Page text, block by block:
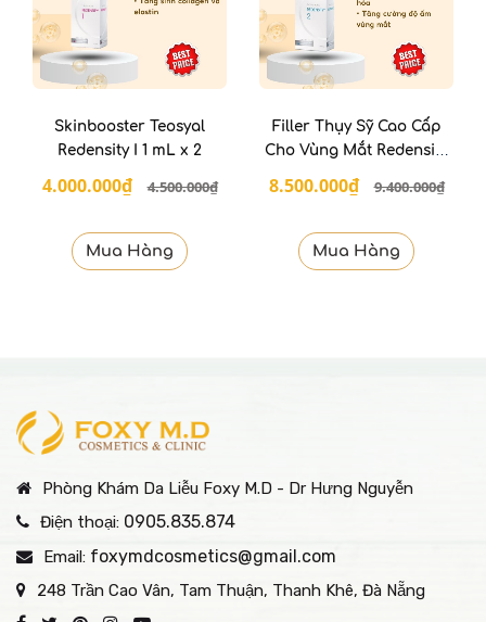
Skinbooster Teosyal
Redensity I 1 mL x 2
4.000.000₫ 4.500.000₫
Mua Hàng
Filler Thụy Sỹ Cao Cấp
Cho Vùng Mắt Redensity
8.500.000₫ 9.400.000₫
Mua Hàng
Phòng Khám Da Liễu Foxy M.D - Dr Hưng Nguyễn
Điện thoại: 0905.835.874
Email: foxymdcosmetics@gmail.com
248 Trần Cao Vân, Tam Thuận, Thanh Khê, Đà Nẵng